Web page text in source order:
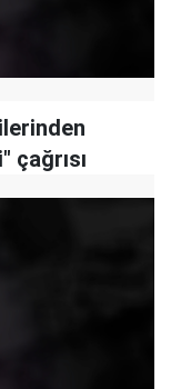
çağrısı